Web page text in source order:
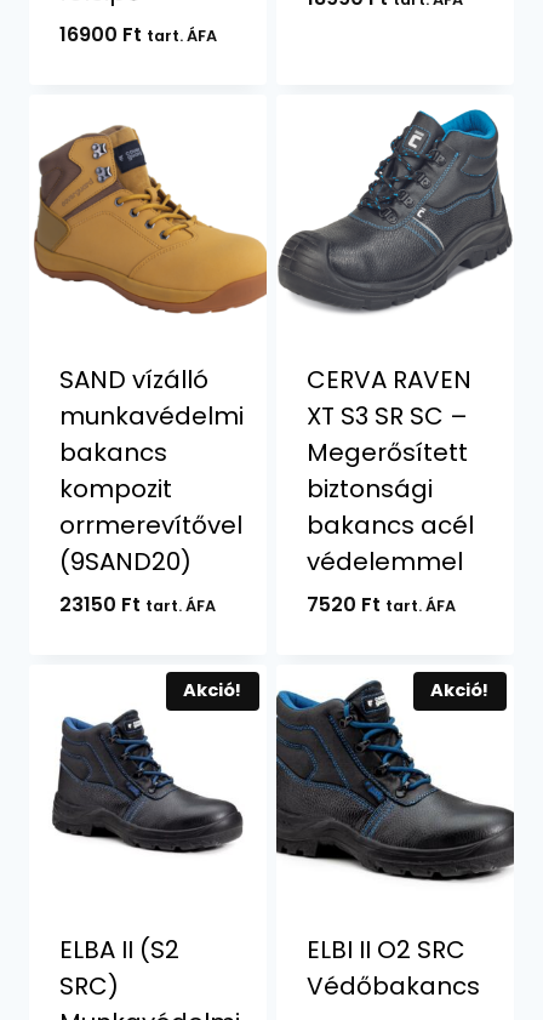
16900 Ft tart. ÁFA
SAND vízálló
munkavédelmi
bakancs
kompozit
orrmerevítővel
(9SAND20)
23150 Ft tart. ÁFA
CERVA RAVEN
XT S3 SR SC –
Megerősített
biztonsági
bakancs acél
védelemmel
7520 Ft tart. ÁFA
Akció!
ELBA II (S2
SRC)
Akció!
ELBI II O2 SRC
Védőbakancs